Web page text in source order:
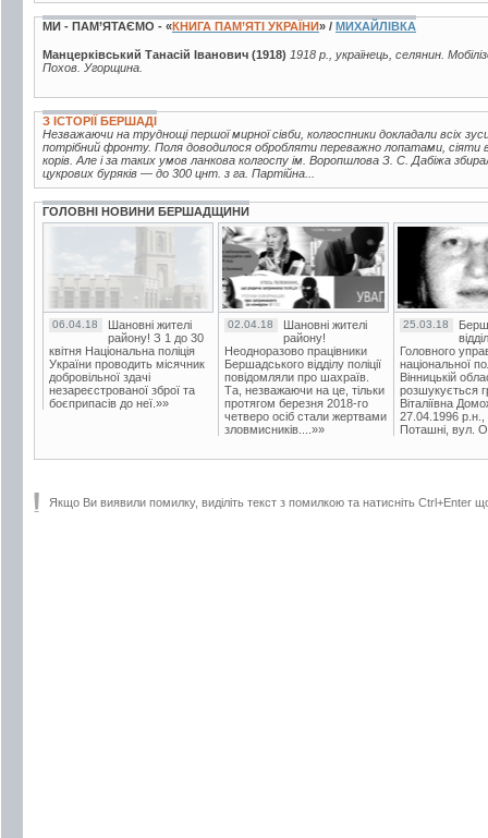
МИ - ПАМ’ЯТАЄМО - «КНИГА ПАМ’ЯТІ УКРАЇНИ» / МИХАЙЛІВКА
Манцерківський Танасій Іванович (1918) 1918 р., українець, селянин.
Похов. Угорщина.
З ІСТОРІЇ БЕРШАДІ
Незважаючи на труднощі першої мирної сівби, колгоспники докладали всіх
потрібний фронту. Поля доводилося обробляти переважно лопатами, сіяти
корів. Але і за таких умов ланкова колгоспу ім. Воропшлова З. С. Дабіжа
цукрових буряків — до 300 цнт. з га. Партійна...
ГОЛОВНІ НОВИНИ БЕРШАДЩИНИ
06.04.18
Шановні жителі
району! З 1 до 30
квітня Національна поліція
України проводить місячник
добровільної здачі
незареєстрованої зброї та
боєприпасів до неї.»»
02.04.18
Шановні жителі
району!
Неодноразово працівники
Бершадського відділу поліції
повідомляли про шахраїв.
Та, незважаючи на це, тільки
протягом березня 2018-го
четверо осіб стали жертвами
зловмисників....»»
25.03.18
Головного
національної
Вінницькій
розшукується
Віталіївна
27.04.1996 р.н.,
Поташні, вул.
Якщо Ви виявили помилку, виділіть текст з помилкою та натисніть Ctrl+Enter